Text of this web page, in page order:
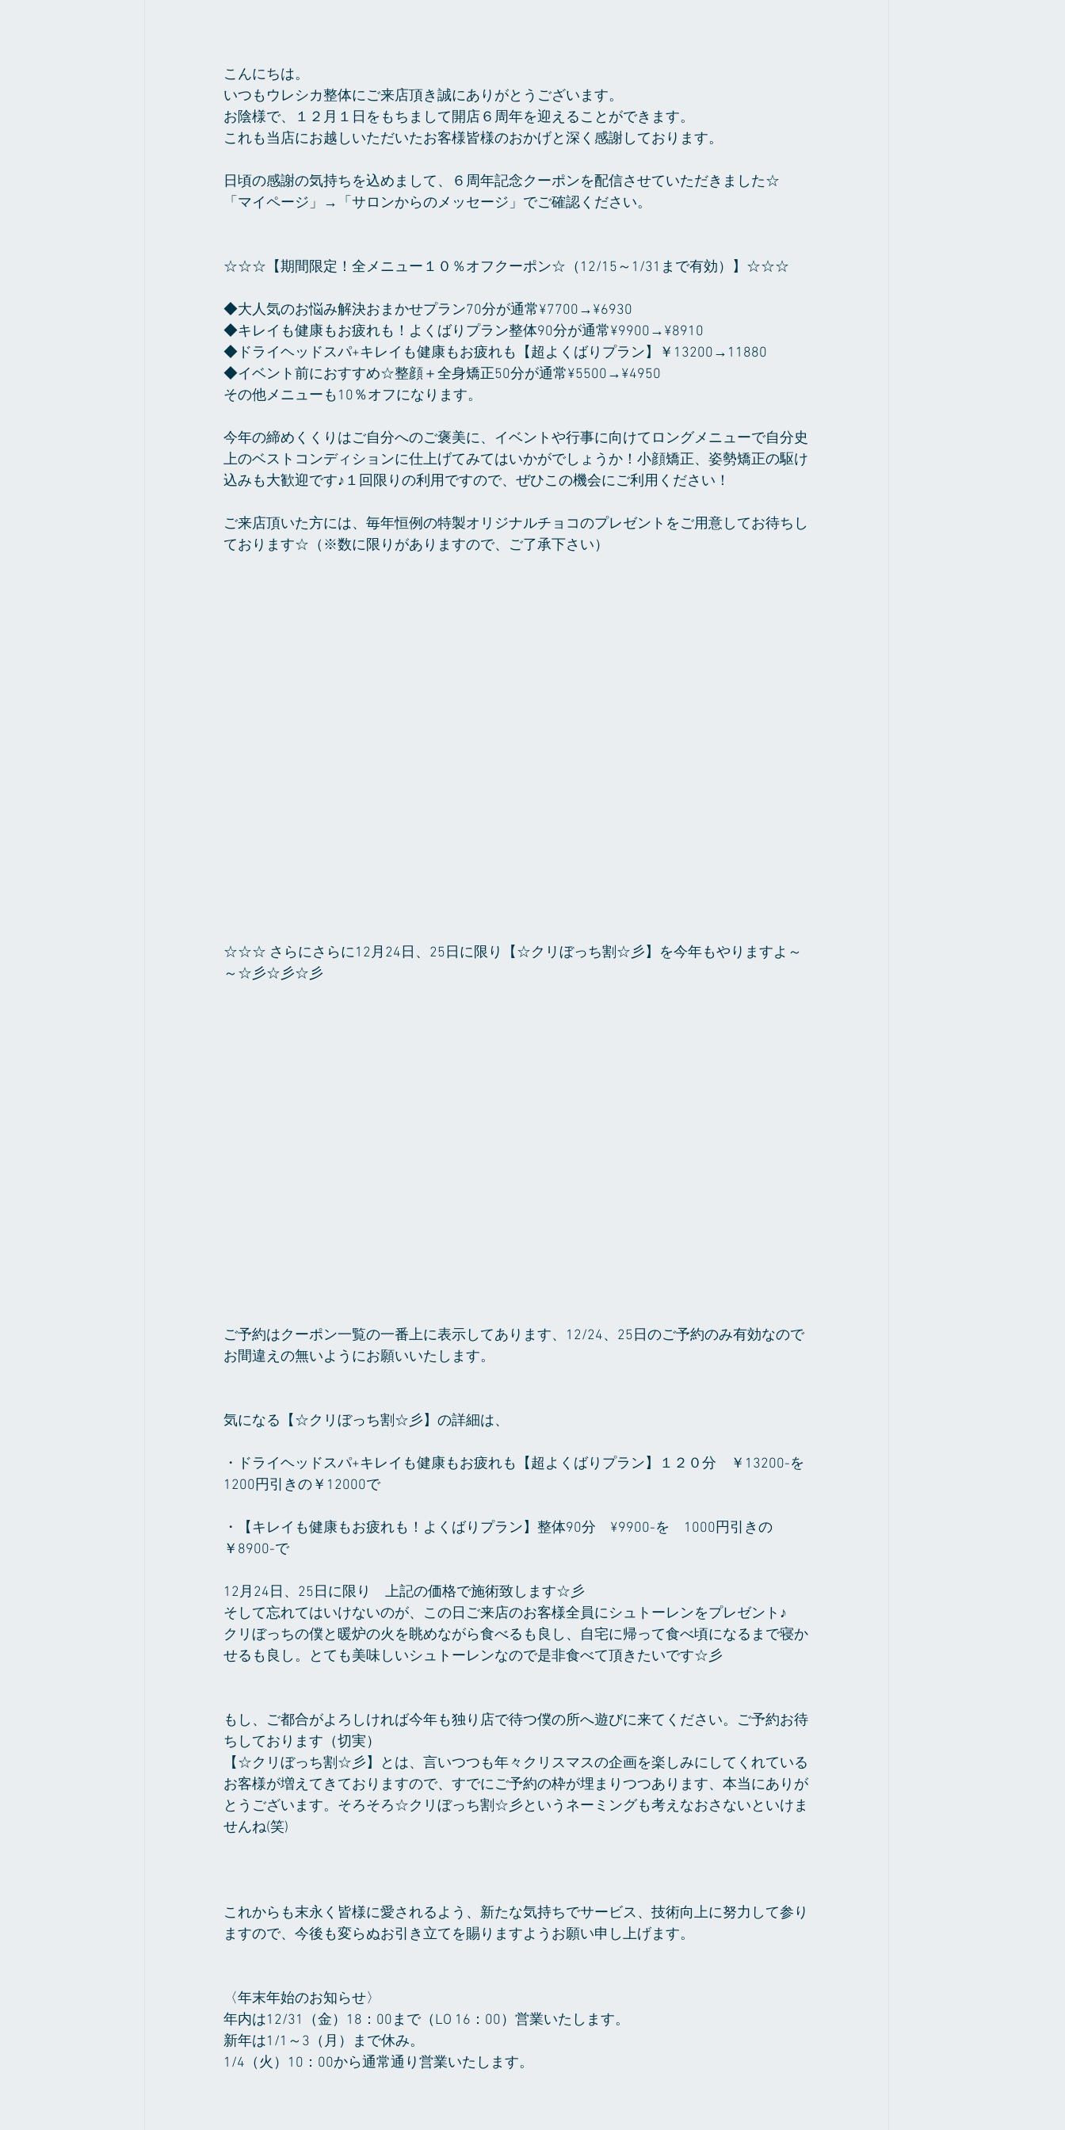
こんにちは。
いつもウレシカ整体にご来店頂き誠にありがとうございます。
お陰様で、１２月１日をもちまして開店６周年を迎えることができます。
これも当店にお越しいただいたお客様皆様のおかげと深く感謝しております。
日頃の感謝の気持ちを込めまして、６周年記念クーポンを配信させていただきました☆
「マイページ」→「サロンからのメッセージ」でご確認ください。
☆☆☆【期間限定！全メニュー１０％オフクーポン☆（12/15～1/31まで有効）】☆☆☆
◆大人気のお悩み解決おまかせプラン70分が通常¥7700→¥6930
◆キレイも健康もお疲れも！よくばりプラン整体90分が通常¥9900→¥8910
◆ドライヘッドスパ+キレイも健康もお疲れも【超よくばりプラン】￥13200→11880
◆イベント前におすすめ☆整顔＋全身矯正50分が通常¥5500→¥4950
その他メニューも10％オフになります。
今年の締めくくりはご自分へのご褒美に、イベントや行事に向けてロングメニューで自分史
上のベストコンディションに仕上げてみてはいかがでしょうか！小顔矯正、姿勢矯正の駆け
込みも大歓迎です♪１回限りの利用ですので、ぜひこの機会にご利用ください！
ご来店頂いた方には、毎年恒例の特製オリジナルチョコのプレゼントをご用意してお待ちし
ております☆（※数に限りがありますので、ご了承下さい）
☆☆☆ さらにさらに12月24日、25日に限り【☆クリぼっち割☆彡】を今年もやりますよ～
～☆彡☆彡☆彡
ご予約はクーポン一覧の一番上に表示してあります、12/24、25日のご予約のみ有効なので
お間違えの無いようにお願いいたします。
気になる【☆クリぼっち割☆彡】の詳細は、
・ドライヘッドスパ+キレイも健康もお疲れも【超よくばりプラン】１２０分　￥13200-を
1200円引きの￥12000で
・【キレイも健康もお疲れも！よくばりプラン】整体90分　¥9900-を　1000円引きの
￥8900-で
12月24日、25日に限り　上記の価格で施術致します☆彡
そして忘れてはいけないのが、この日ご来店のお客様全員にシュトーレンをプレゼント♪
クリぼっちの僕と暖炉の火を眺めながら食べるも良し、自宅に帰って食べ頃になるまで寝か
せるも良し。とても美味しいシュトーレンなので是非食べて頂きたいです☆彡
もし、ご都合がよろしければ今年も独り店で待つ僕の所へ遊びに来てください。ご予約お待
ちしております（切実）
【☆クリぼっち割☆彡】とは、言いつつも年々クリスマスの企画を楽しみにしてくれている
お客様が増えてきておりますので、すでにご予約の枠が埋まりつつあります、本当にありが
とうございます。そろそろ☆クリぼっち割☆彡というネーミングも考えなおさないといけま
せんね(笑)
これからも末永く皆様に愛されるよう、新たな気持ちでサービス、技術向上に努力して参り
ますので、今後も変らぬお引き立てを賜りますようお願い申し上げます。
〈年末年始のお知らせ〉
年内は12/31（金）18：00まで（LO 16：00）営業いたします。
新年は1/1～3（月）まで休み。
1/4（火）10：00から通常通り営業いたします。